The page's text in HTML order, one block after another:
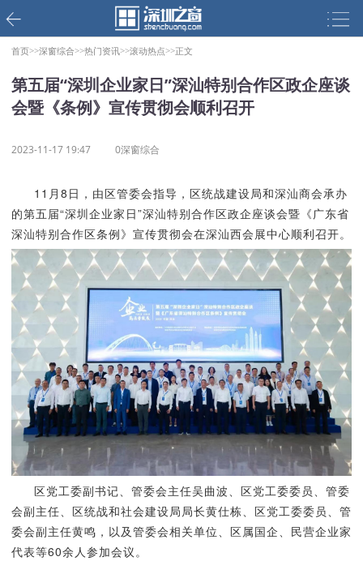
首页>>深窗综合>>热门资讯>>滚动热点>>正文
第五届“深圳企业家日”深汕特别合作区政企座谈
会暨《条例》宣传贯彻会顺利召开
2023-11-17 19:47 0深窗综合
11月8日，由区管委会指导，区统战建设局和深汕商会承办
的第五届“深圳企业家日”深汕特别合作区政企座谈会暨《广东省
深汕特别合作区条例》宣传贯彻会在深汕西会展中心顺利召开。
区党工委副书记、管委会主任吴曲波、区党工委委员、管委
会副主任、区统战和社会建设局局长黄仕栋、区党工委委员、管
委会副主任黄鸣，以及管委会相关单位、区属国企、民营企业家
代表等60余人参加会议。